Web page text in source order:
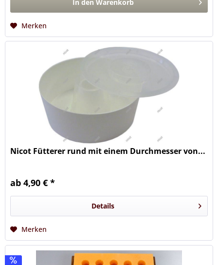
In den Warenkorb
Merken
Nicot Fütterer rund mit einem Durchmesser von...
ab 4,90 € *
Details
Merken